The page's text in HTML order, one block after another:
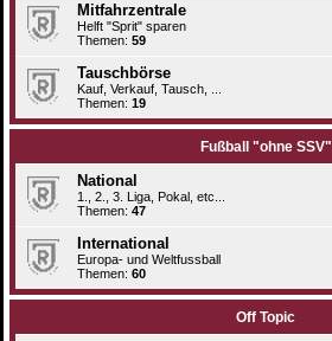
Mitfahrzentrale
Helft "Sprit" sparen
Themen: 59
Tauschbörse
Kauf, Verkauf, Tausch, ...
Themen: 19
Fußball "ohne SSV"
National
1., 2., 3. Liga, Pokal, etc...
Themen: 47
International
Europa- und Weltfussball
Themen: 60
Off Topic